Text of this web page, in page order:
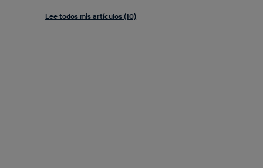
Lee todos mis artículos (10)